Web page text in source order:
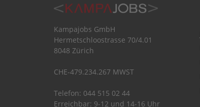
Kampajobs GmbH
Hermetschloostrasse 70/4.01
8048 Zürich
CHE-479.234.267 MWST
Telefon: 044 515 02 44
Erreichbar: 9-12 und 14-16 Uhr